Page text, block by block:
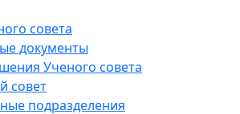
совета
документы
Ученого совета
совет
подразделения